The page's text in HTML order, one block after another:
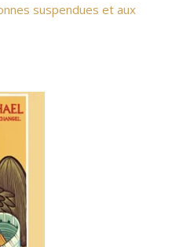
suspendues et aux